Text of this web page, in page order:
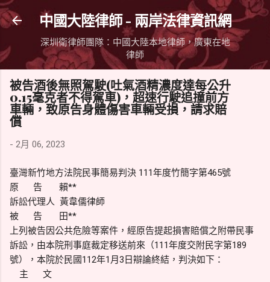
跳到主要內容
中國大陸律師 - 兩岸法律資訊網
深圳衛律師團隊：中國大陸本地律師，廣東在地
律師
被告酒後無照駕駛(吐氣酒精濃度達每公升
0.15毫克者不得駕車)，超速行駛追撞前方
車輛，致原告身體傷害車輛受損，請求賠
償
- 2月 06, 2023
臺灣新竹地方法院民事簡易判決 111年度竹簡字第465號
原 告 賴**
訴訟代理人 黃韋儒律師
被 告 田**
上列被告因公共危險等案件，經原告提起損害賠償之附帶民事
訴訟，由本院刑事庭裁定移送前來（111年度交附民字第189
號），本院於民國112年1月3日辯論終結，判決如下：
主 文